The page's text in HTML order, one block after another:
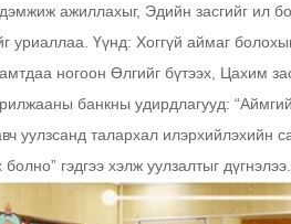
ажиллахыг, Эдийн засгийг ил
уриаллаа. Үүнд: Хоггүй аймаг
ногоон Өлгийг бүтээх, Цахим
банкны удирдлагууд:
уулзсанд талархал илэрхийлэхийн
гэдгээ хэлж уулзалтыг дүгнэлээ.